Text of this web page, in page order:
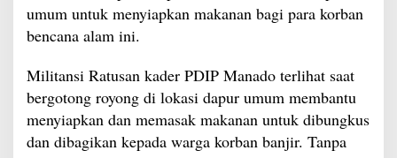
umum untuk menyiapkan makanan bagi para korban
bencana alam ini.
Militansi Ratusan kader PDIP Manado terlihat saat
bergotong royong di lokasi dapur umum membantu
menyiapkan dan memasak makanan untuk dibungkus
dan dibagikan kepada warga korban banjir. Tanpa